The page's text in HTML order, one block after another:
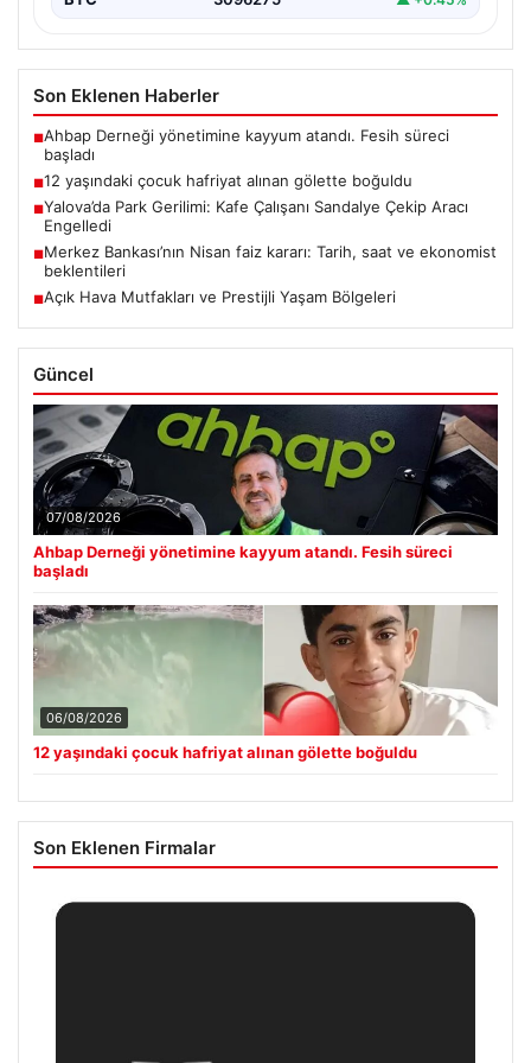
Son Eklenen Haberler
■Ahbap Derneği yönetimine kayyum atandı. Fesih süreci
başladı
■12 yaşındaki çocuk hafriyat alınan gölette boğuldu
■Yalova’da Park Gerilimi: Kafe Çalışanı Sandalye Çekip Aracı
Engelledi
■Merkez Bankası’nın Nisan faiz kararı: Tarih, saat ve ekonomist
beklentileri
■Açık Hava Mutfakları ve Prestijli Yaşam Bölgeleri
Güncel
07/08/2026
Ahbap Derneği yönetimine kayyum atandı. Fesih süreci
başladı
06/08/2026
12 yaşındaki çocuk hafriyat alınan gölette boğuldu
Son Eklenen Firmalar